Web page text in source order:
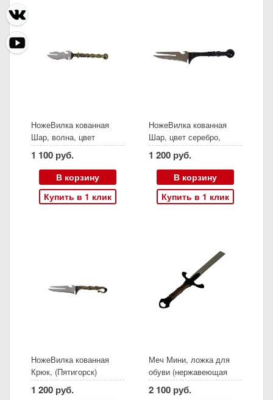
НожеВилка кованная
Шар, волна, цвет
золото, (Пятигорск)
1 100 руб.
В корзину
Купить в 1 клик
НожеВилка кованная
Шар, цвет серебро,
(Пятигорск)
1 200 руб.
В корзину
Купить в 1 клик
НожеВилка кованная
Крюк, (Пятигорск)
1 200 руб.
Меч Мини, ложка для
обуви (нержавеющая
сталь, ясень, дракон)
2 100 руб.